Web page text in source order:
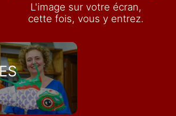
L'image sur votre écran,
cette fois, vous y entrez.